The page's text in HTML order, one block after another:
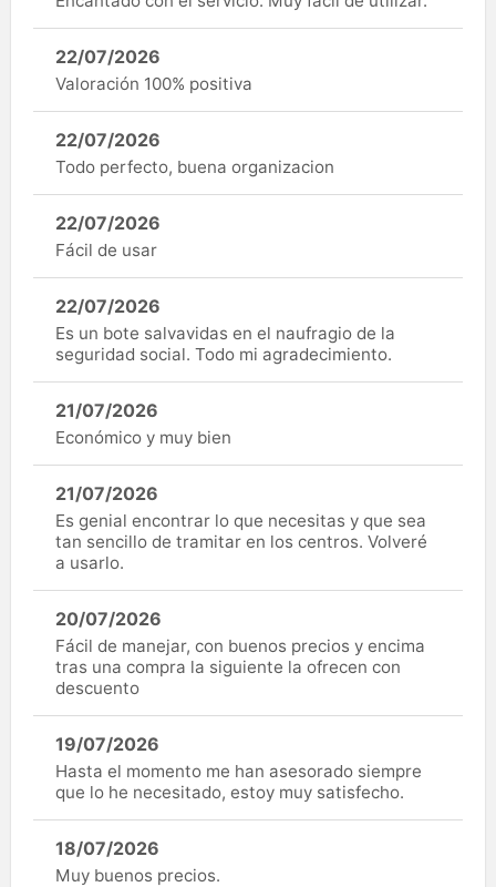
22/07/2026
Valoración 100% positiva
22/07/2026
Todo perfecto, buena organizacion
22/07/2026
Fácil de usar
22/07/2026
Es un bote salvavidas en el naufragio de la
seguridad social. Todo mi agradecimiento.
21/07/2026
Económico y muy bien
21/07/2026
Es genial encontrar lo que necesitas y que sea
tan sencillo de tramitar en los centros. Volveré
a usarlo.
20/07/2026
Fácil de manejar, con buenos precios y encima
tras una compra la siguiente la ofrecen con
descuento
19/07/2026
Hasta el momento me han asesorado siempre
que lo he necesitado, estoy muy satisfecho.
18/07/2026
Muy buenos precios.